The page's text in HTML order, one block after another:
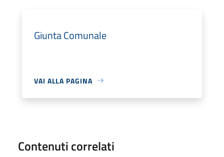
Giunta Comunale
VAI ALLA PAGINA
Contenuti correlati